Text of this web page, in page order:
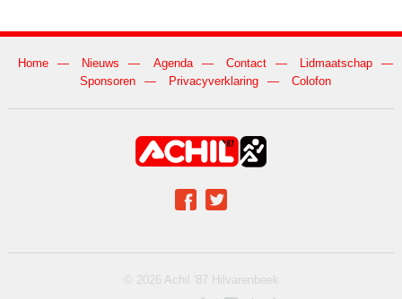
Home Nieuws Agenda Contact
Lidmaatschap
Sponsoren
Privacyverklaring Colofon
© 2026 Achil '87 Hilvarenbeek